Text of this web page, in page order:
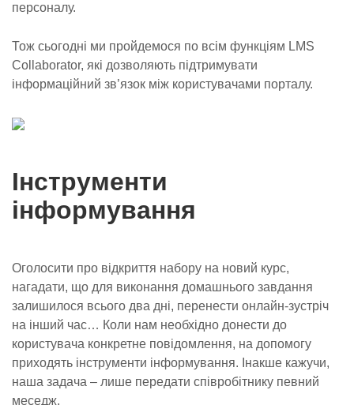
персоналу.
Тож сьогодні ми пройдемося по всім функціям LMS
Collaborator, які дозволяють підтримувати
інформаційний зв’язок між користувачами порталу.
Інструменти
інформування
Оголосити про відкриття набору на новий курс,
нагадати, що для виконання домашнього завдання
залишилося всього два дні, перенести онлайн-зустріч
на інший час… Коли нам необхідно донести до
користувача конкретне повідомлення, на допомогу
приходять інструменти інформування. Інакше кажучи,
наша задача – лише передати співробітнику певний
меседж.